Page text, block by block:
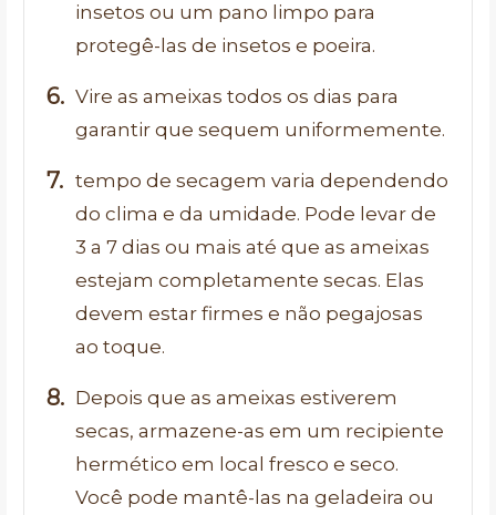
insetos ou um pano limpo para
protegê-las de insetos e poeira.
Vire as ameixas todos os dias para
garantir que sequem uniformemente.
tempo de secagem varia dependendo
do clima e da umidade. Pode levar de
3 a 7 dias ou mais até que as ameixas
estejam completamente secas. Elas
devem estar firmes e não pegajosas
ao toque.
Depois que as ameixas estiverem
secas, armazene-as em um recipiente
hermético em local fresco e seco.
Você pode mantê-las na geladeira ou